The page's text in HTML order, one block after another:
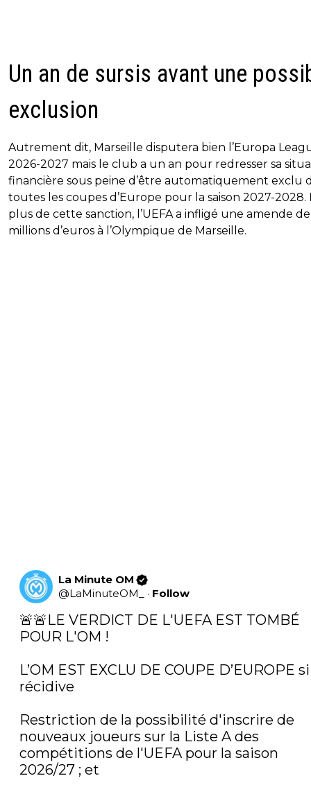
Un an de sursis avant une
exclusion
Autrement dit, Marseille disputera bien l’Europa
2026-2027 mais le club a un an pour redresser sa
financière sous peine d’être automatiquement exclu
toutes les coupes d’Europe pour la saison 2027-2028.
plus de cette sanction, l’UEFA a infligé une amende de
millions d’euros à l’Olympique de Marseille.
La Minute OM
@LaMinuteOM_ · Follow
🚨🚨LE VERDICT DE L'UEFA EST TOMBÉ
POUR L'OM !
L’OM EST EXCLU DE COUPE D’EUROPE si
récidive
Restriction de la possibilité d'inscrire de
nouveaux joueurs sur la Liste A des
compétitions de l'UEFA pour la saison
2026/27 ; et